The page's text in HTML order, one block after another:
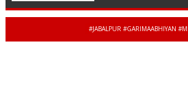
#JABALPUR #GARIMAABHIYAN